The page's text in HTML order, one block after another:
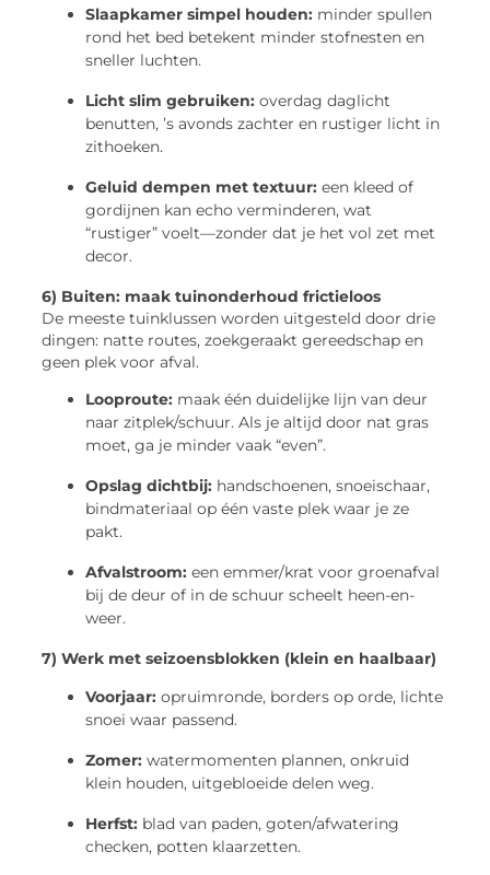
Slaapkamer simpel houden: minder spullen
rond het bed betekent minder stofnesten en
sneller luchten.
Licht slim gebruiken: overdag daglicht
benutten, ’s avonds zachter en rustiger licht in
zithoeken.
Geluid dempen met textuur: een kleed of
gordijnen kan echo verminderen, wat
“rustiger” voelt—zonder dat je het vol zet met
decor.
6) Buiten: maak tuinonderhoud frictieloos
De meeste tuinklussen worden uitgesteld door drie
dingen: natte routes, zoekgeraakt gereedschap en
geen plek voor afval.
Looproute: maak één duidelijke lijn van deur
naar zitplek/schuur. Als je altijd door nat gras
moet, ga je minder vaak “even”.
Opslag dichtbij: handschoenen, snoeischaar,
bindmateriaal op één vaste plek waar je ze
pakt.
Afvalstroom: een emmer/krat voor groenafval
bij de deur of in de schuur scheelt heen-en-
weer.
7) Werk met seizoensblokken (klein en haalbaar)
Voorjaar: opruimronde, borders op orde, lichte
snoei waar passend.
Zomer: watermomenten plannen, onkruid
klein houden, uitgebloeide delen weg.
Herfst: blad van paden, goten/afwatering
checken, potten klaarzetten.